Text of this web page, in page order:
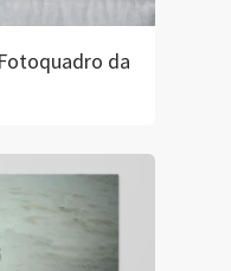
Fotoquadro da